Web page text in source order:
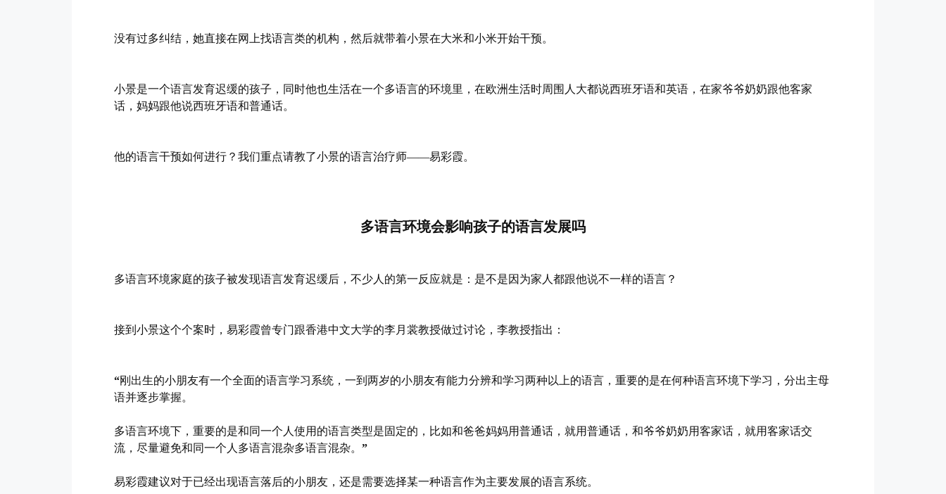
没有过多纠结，她直接在网上找语言类的机构，然后就带着小景在大米和小米开始干预。
小景是一个语言发育迟缓的孩子，同时他也生活在一个多语言的环境里，在欧洲生活时周围人大都说西班牙语和英语，在家爷爷奶奶跟他客家
话，妈妈跟他说西班牙语和普通话。
他的语言干预如何进行？我们重点请教了小景的语言治疗师——易彩霞。
多语言环境会影响孩子的语言发展吗
多语言环境家庭的孩子被发现语言发育迟缓后，不少人的第一反应就是：是不是因为家人都跟他说不一样的语言？
接到小景这个个案时，易彩霞曾专门跟香港中文大学的李月裳教授做过讨论，李教授指出：
“刚出生的小朋友有一个全面的语言学习系统，一到两岁的小朋友有能力分辨和学习两种以上的语言，重要的是在何种语言环境下学习，分出主母
语并逐步掌握。
多语言环境下，重要的是和同一个人使用的语言类型是固定的，比如和爸爸妈妈用普通话，就用普通话，和爷爷奶奶用客家话，就用客家话交
流，尽量避免和同一个人多语言混杂多语言混杂。 ”
易彩霞建议对于已经出现语言落后的小朋友，还是需要选择某一种语言作为主要发展的语言系统。